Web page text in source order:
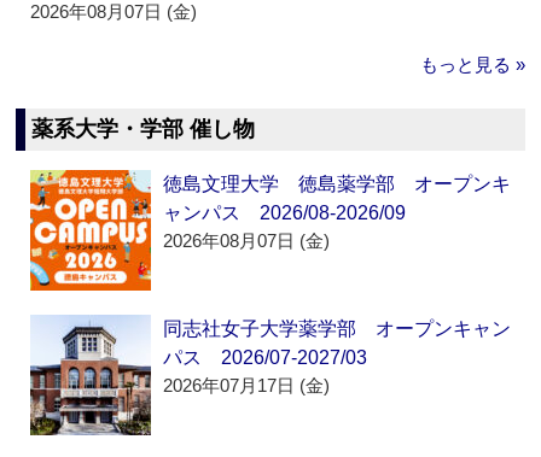
2026年08月07日 (金)
もっと見る »
薬系大学・学部 催し物
徳島文理大学 徳島薬学部 オープンキ
ャンパス 2026/08-2026/09
2026年08月07日 (金)
同志社女子大学薬学部 オープンキャン
パス 2026/07-2027/03
2026年07月17日 (金)